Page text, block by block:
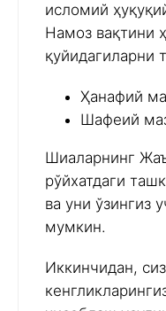
исломий
Намоз вақтини
қуйидагиларни
Ҳанафий
Шафеий
Шиаларнинг
рўйхатдаги
ва уни ўзингиз
мумкин.
Иккинчидан,